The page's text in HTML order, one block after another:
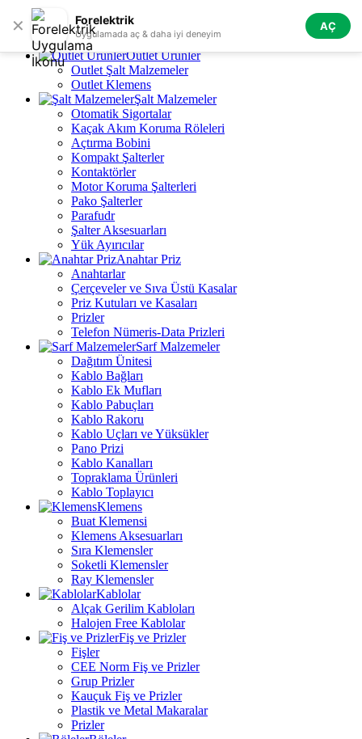
✕ Forelektrik
Uygulamada aç & daha iyi deneyim
AÇ
Skip to navigation Skip to main content
Tüm Kategoriler
Outlet Ürünler
Outlet Şalt Malzemeler
Outlet Klemens
Şalt Malzemeler
Otomatik Sigortalar
Kaçak Akım Koruma Röleleri
Açtırma Bobini
Kompakt Şalterler
Kontaktörler
Motor Koruma Şalterleri
Pako Şalterler
Parafudr
Şalter Aksesuarları
Yük Ayırıcılar
Anahtar Priz
Anahtarlar
Çerçeveler ve Sıva Üstü Kasalar
Priz Kutuları ve Kasaları
Prizler
Telefon Nümeris-Data Prizleri
Sarf Malzemeler
Dağıtım Ünitesi
Kablo Bağları
Kablo Ek Mufları
Kablo Pabuçları
Kablo Rakoru
Kablo Uçları ve Yüksükler
Pano Prizi
Kablo Kanalları
Topraklama Ürünleri
Kablo Toplayıcı
Klemens
Buat Klemensi
Klemens Aksesuarları
Sıra Klemensler
Soketli Klemensler
Ray Klemensler
Kablolar
Alçak Gerilim Kabloları
Halojen Free Kablolar
Fiş ve Prizler
Fişler
CEE Norm Fiş ve Prizler
Grup Prizler
Kauçuk Fiş ve Prizler
Plastik ve Metal Makaralar
Prizler